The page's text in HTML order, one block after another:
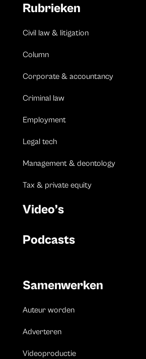
Rubrieken
Civil law & litigation
Column
Corporate & accountancy
Criminal law
Employment
Legal tech
Management & deontology
Tax & private equity
Video’s
Podcasts
Samenwerken
Auteur worden
Adverteren
Videoproductie